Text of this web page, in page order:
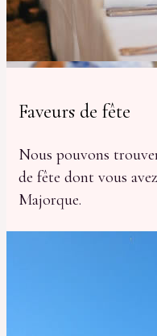
Faveurs de fête
Nous pouvons
de fête dont vous
Majorque.